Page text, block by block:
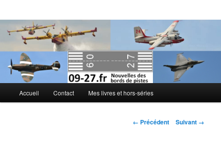
principal
Accueil Contact Mes livres et hors-séries
Navigation
← Précédent Suivant →